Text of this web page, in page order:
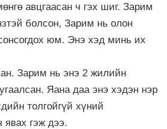
авцгаасан ч гэх шиг. Зарим
болсон, Зарим нь олон
юм. Энэ хэд минь их
Зарим нь энэ 2 жилийн
Яана даа энэ хэдэн нэр
толгойгүй хүний
явах гэж дээ.